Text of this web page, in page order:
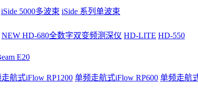
iSide 5000多波束 iSide 系列单波束
NEW HD-680全数字双变频测深仪 HD-LITE HD-550
E20
航式iFlow RP1200 单频走航式iFlow RP600 单频走航